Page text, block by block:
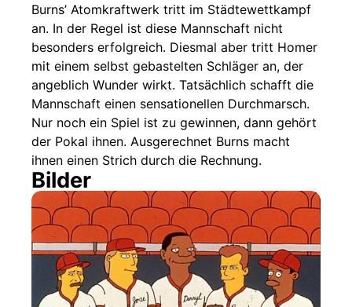
Sendetermine
Nächste / Vorherige Folge
Burns’ Atomkraftwerk tritt im Städtewettkampf
an. In der Regel ist diese Mannschaft nicht
besonders erfolgreich. Diesmal aber tritt Homer
mit einem selbst gebastelten Schläger an, der
angeblich Wunder wirkt. Tatsächlich schafft die
Mannschaft einen sensationellen Durchmarsch.
Nur noch ein Spiel ist zu gewinnen, dann gehört
der Pokal ihnen. Ausgerechnet Burns macht
ihnen einen Strich durch die Rechnung.
Bilder